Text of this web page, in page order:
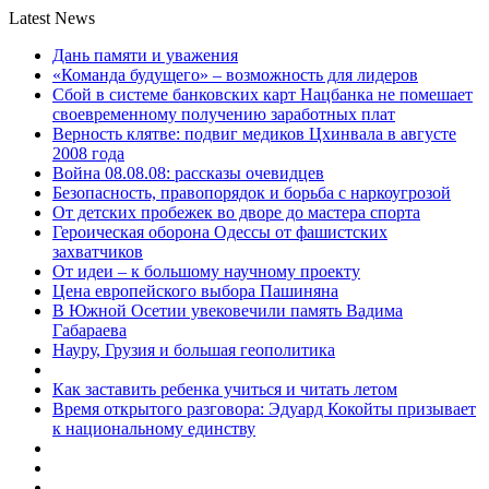
Latest News
Дань памяти и уважения
«Команда будущего» – возможность для лидеров
Сбой в системе банковских карт Нацбанка не помешает
своевременному получению заработных плат
Верность клятве: подвиг медиков Цхинвала в августе
2008 года
Война 08.08.08: рассказы очевидцев
Безопасность, правопорядок и борьба с наркоугрозой
От детских пробежек во дворе до мастера спорта
Героическая оборона Одессы от фашистских
захватчиков
От идеи – к большому научному проекту
Цена европейского выбора Пашиняна
В Южной Осетии увековечили память Вадима
Габараева
Науру, Грузия и большая геополитика
Как заставить ребенка учиться и читать летом
Время открытого разговора: Эдуард Кокойты призывает
к национальному единству